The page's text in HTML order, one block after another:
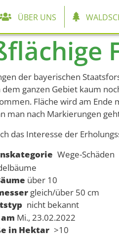
ÜBER UNS
der bayerischen
ganzen Gebiet kaum
Fläche wird am
man nach Markierungen
das Interesse der
Wege-Schäden
über 10
gleich/über 50 cm
nicht bekannt
Mi., 23.02.2022
in Hektar >10